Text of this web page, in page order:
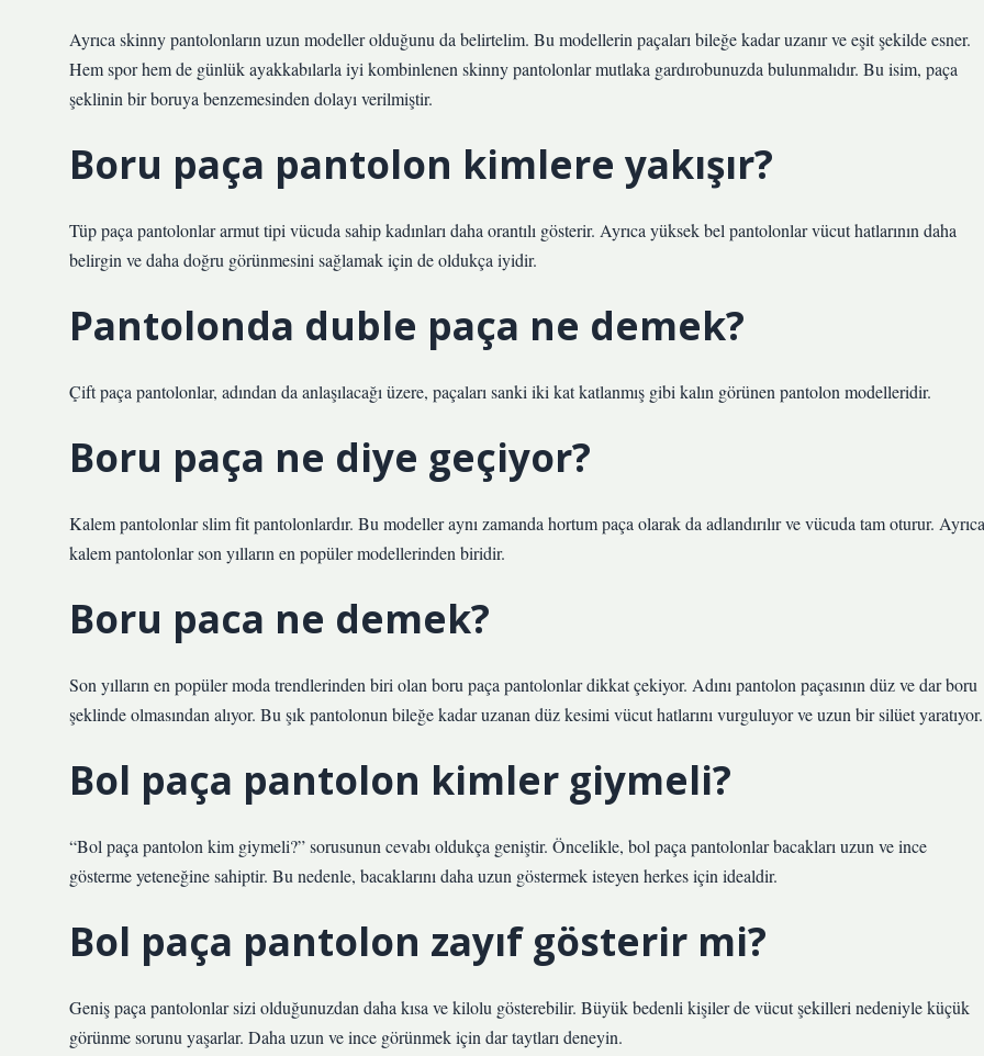
Ayrıca skinny pantolonların uzun modeller olduğunu da belirtelim. Bu modellerin paçaları bileğe kadar uzanır ve eşit şekilde esner.
Hem spor hem de günlük ayakkabılarla iyi kombinlenen skinny pantolonlar mutlaka gardırobunuzda bulunmalıdır. Bu isim, paça
şeklinin bir boruya benzemesinden dolayı verilmiştir.
Boru paça pantolon kimlere yakışır?
Tüp paça pantolonlar armut tipi vücuda sahip kadınları daha orantılı gösterir. Ayrıca yüksek bel pantolonlar vücut hatlarının daha
belirgin ve daha doğru görünmesini sağlamak için de oldukça iyidir.
Pantolonda duble paça ne demek?
Çift paça pantolonlar, adından da anlaşılacağı üzere, paçaları sanki iki kat katlanmış gibi kalın görünen pantolon modelleridir.
Boru paça ne diye geçiyor?
Kalem pantolonlar slim fit pantolonlardır. Bu modeller aynı zamanda hortum paça olarak da adlandırılır ve vücuda tam oturur. Ayrıca
kalem pantolonlar son yılların en popüler modellerinden biridir.
Boru paca ne demek?
Son yılların en popüler moda trendlerinden biri olan boru paça pantolonlar dikkat çekiyor. Adını pantolon paçasının düz ve dar boru
şeklinde olmasından alıyor. Bu şık pantolonun bileğe kadar uzanan düz kesimi vücut hatlarını vurguluyor ve uzun bir silüet yaratıyor.
Bol paça pantolon kimler giymeli?
“Bol paça pantolon kim giymeli?” sorusunun cevabı oldukça geniştir. Öncelikle, bol paça pantolonlar bacakları uzun ve ince
gösterme yeteneğine sahiptir. Bu nedenle, bacaklarını daha uzun göstermek isteyen herkes için idealdir.
Bol paça pantolon zayıf gösterir mi?
Geniş paça pantolonlar sizi olduğunuzdan daha kısa ve kilolu gösterebilir. Büyük bedenli kişiler de vücut şekilleri nedeniyle küçük
görünme sorunu yaşarlar. Daha uzun ve ince görünmek için dar taytları deneyin.